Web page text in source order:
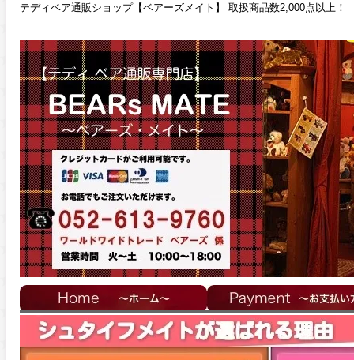
テディベア通販ショップ【ベアーズメイト】 取扱商品数2,000点以上！